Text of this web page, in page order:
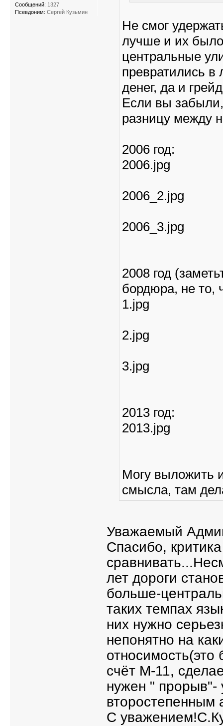
Не смог
лучше и их
центральные
превратились в
денег, да и
Если вы
разницу между
2006 год:
2006.jpg
2006_2.jpg
2006_3.jpg
2008 год
бордюра, не то,
1.jpg
2.jpg
3.jpg
2013 год:
2013.jpg
Могу выложить
смысла, там
Уважаемый
Спасибо,
лет дороги
больше-
таких темпах
них нужно
непонятно на
относимость(это
счёт М-11,
нужен " прорыв"-
второстепенным
С
Сообщений: 1327
Псевдоним: Сергей Кузьмин